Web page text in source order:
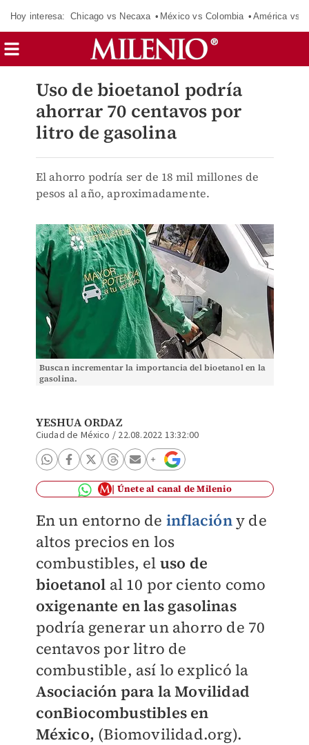
Hoy interesa: Chicago vs Necaxa México vs Colombia América vs
Uso de bioetanol podría
ahorrar 70 centavos por
litro de gasolina
El ahorro podría ser de 18 mil millones de
pesos al año, aproximadamente.
Buscan incrementar la importancia del bioetanol en la
gasolina.
YESHUA ORDAZ
Ciudad de México / 22.08.2022 13:32:00
Únete al canal de Milenio
En un entorno de inflacióny de
altos precios en los
combustibles, el uso de
bioetanol al 10 por ciento como
oxigenante en las gasolinas
podría generar un ahorro de 70
centavos por litro de
combustible, así lo explicó la
Asociación para la Movilidad
conBiocombustibles en
México, (Biomovilidad.org).